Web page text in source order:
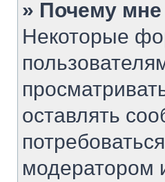
» Почему
Некоторые
оставлять
модератором